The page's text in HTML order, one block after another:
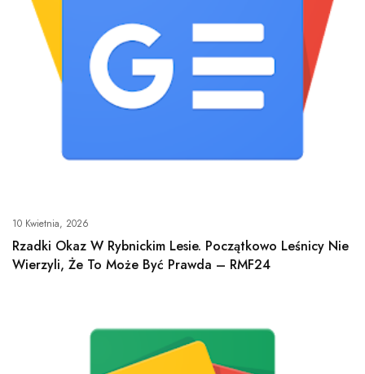
10 Kwietnia, 2026
Rzadki Okaz W Rybnickim Lesie. Początkowo Leśnicy Nie
Wierzyli, Że To Może Być Prawda – RMF24